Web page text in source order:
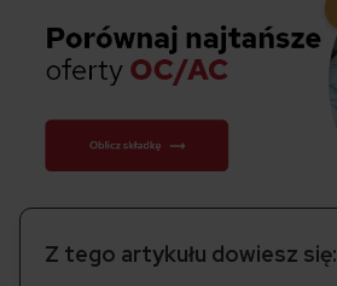
Z tego artykułu dowiesz się: